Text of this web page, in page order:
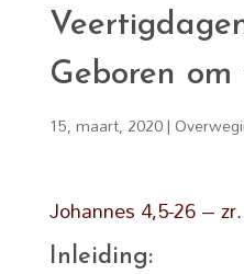
Geboren om
15, maart, 2020|
Johannes 4,5-26 –
Inleiding: